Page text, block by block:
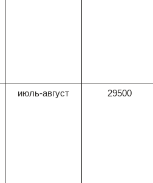
июль-август 29500